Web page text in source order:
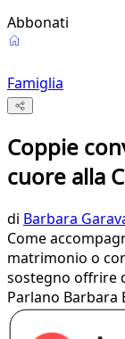
Abbonati
Famiglia
Coppie
cuore alla
di Barbara
Come
matrimonio o
sostegno offrire
Parlano Barbara